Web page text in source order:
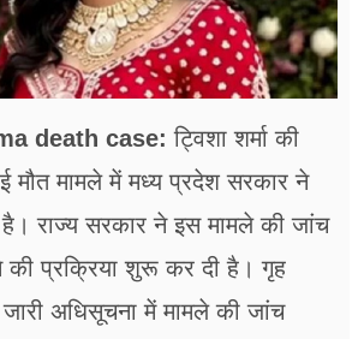
death case: ट्विशा शर्मा की
मौत मामले में मध्य प्रदेश सरकार ने
राज्य सरकार ने इस मामले की जांच
की प्रक्रिया शुरू कर दी है। गृह
अधिसूचना में मामले की जांच